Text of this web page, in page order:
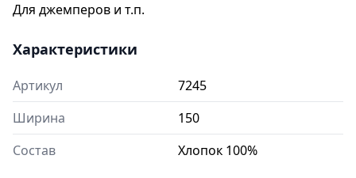
Для джемперов и т.п.
Характеристики
Артикул
7245
Ширина
150
Состав
Хлопок 100%